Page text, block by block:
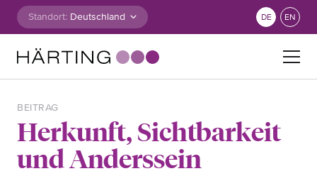
Zum Inhalt springen
Standort: DE EN
BEITRAG
Herkunft, Sichtbarkeit
und Anderssein